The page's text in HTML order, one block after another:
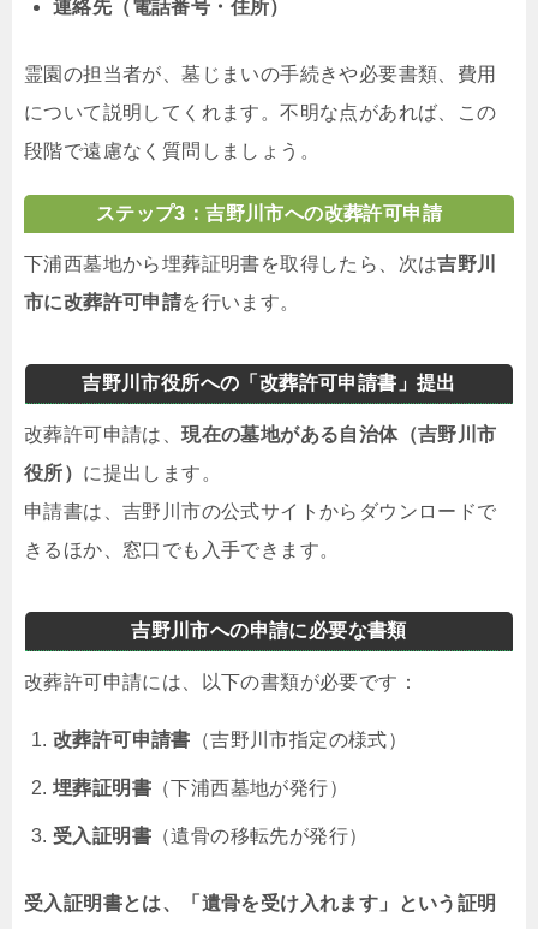
連絡先（電話番号・住所）
霊園の担当者が、墓じまいの手続きや必要書類、費用
について説明してくれます。不明な点があれば、この
段階で遠慮なく質問しましょう。
ステップ3：吉野川市への改葬許可申請
下浦西墓地から埋葬証明書を取得したら、次は吉野川
市に改葬許可申請を行います。
吉野川市役所への「改葬許可申請書」提出
改葬許可申請は、現在の墓地がある自治体（吉野川市
役所） に提出します。
申請書は、吉野川市の公式サイトからダウンロードで
きるほか、窓口でも入手できます。
吉野川市への申請に必要な書類
改葬許可申請には、以下の書類が必要です：
改葬許可申請書 （吉野川市指定の様式）
埋葬証明書 （下浦西墓地が発行）
受入証明書 （遺骨の移転先が発行）
受入証明書とは、「遺骨を受け入れます」という証明